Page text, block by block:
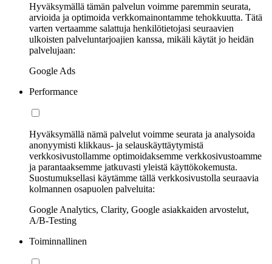
Hyväksymällä tämän palvelun voimme paremmin seurata,
arvioida ja optimoida verkkomainontamme tehokkuutta. Tätä
varten vertaamme salattuja henkilötietojasi seuraavien
ulkoisten palveluntarjoajien kanssa, mikäli käytät jo heidän
palvelujaan:
Google Ads
Performance
Hyväksymällä nämä palvelut voimme seurata ja analysoida
anonyymisti klikkaus- ja selauskäyttäytymistä
verkkosivustollamme optimoidaksemme verkkosivustoamme
ja parantaaksemme jatkuvasti yleistä käyttökokemusta.
Suostumuksellasi käytämme tällä verkkosivustolla seuraavia
kolmannen osapuolen palveluita:
Google Analytics, Clarity, Google asiakkaiden arvostelut,
A/B-Testing
Toiminnallinen